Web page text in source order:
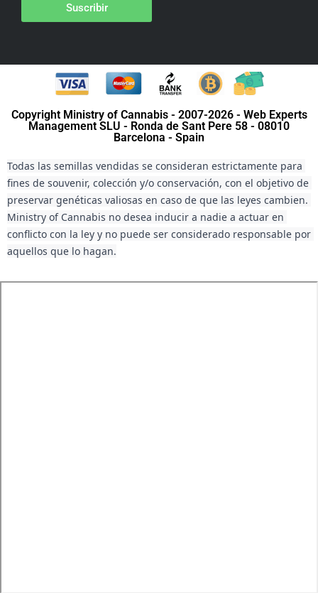
Suscribir
Copyright Ministry of Cannabis - 2007-2026 - Web Experts
Management SLU - Ronda de Sant Pere 58 - 08010
Barcelona - Spain
Todas las semillas vendidas se consideran estrictamente para
fines de souvenir, colección y/o conservación, con el objetivo de
preservar genéticas valiosas en caso de que las leyes cambien.
Ministry of Cannabis no desea inducir a nadie a actuar en
conflicto con la ley y no puede ser considerado responsable por
aquellos que lo hagan.